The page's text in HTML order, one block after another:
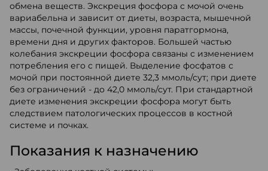
обмена веществ. Экскреция фосфора с мочой очень
вариабельна и зависит от диеты, возраста, мышечной
массы, почечной функции, уровня паратгормона,
времени дня и других факторов. Большей частью
колебания экскреции фосфора связаны с изменением
потребления его с пищей. Выделение фосфатов с
мочой при постоянной диете 32,3 ммоль/сут; при диете
без ограничений - до 42,0 ммоль/сут. При стандартной
диете изменения экскреции фосфора могут быть
следствием патологических процессов в костной
системе и почках.
Показания к назначению